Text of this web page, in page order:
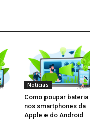
Notícias
Como poupar bateria
nos smartphones da
Apple e do Android